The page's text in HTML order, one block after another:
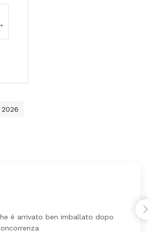
é arrivato ben imballato dopo